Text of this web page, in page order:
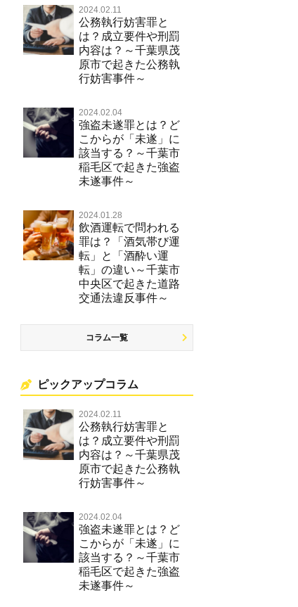
2024.02.11
公務執行妨害罪と
は？成立要件や刑罰
内容は？～千葉県茂
原市で起きた公務執
行妨害事件～
2024.02.04
強盗未遂罪とは？ど
こからが「未遂」に
該当する？～千葉市
稲毛区で起きた強盗
未遂事件～
2024.01.28
飲酒運転で問われる
罪は？「酒気帯び運
転」と「酒酔い運
転」の違い～千葉市
中央区で起きた道路
交通法違反事件～
コラム一覧
ピックアップコラム
2024.02.11
公務執行妨害罪と
は？成立要件や刑罰
内容は？～千葉県茂
原市で起きた公務執
行妨害事件～
2024.02.04
強盗未遂罪とは？ど
こからが「未遂」に
該当する？～千葉市
稲毛区で起きた強盗
未遂事件～